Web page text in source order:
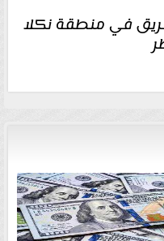
في منطقة نكلا